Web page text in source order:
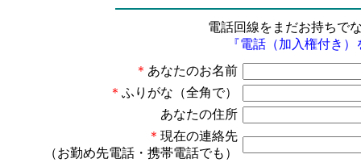
電話回線をまだお持ちで
『電話（加入権付き
＊ あなたのお名前
＊ ふりがな（全角で）
あなたの住所
＊ 現在の連絡先
（お勤め先電話・携帯電話でも）